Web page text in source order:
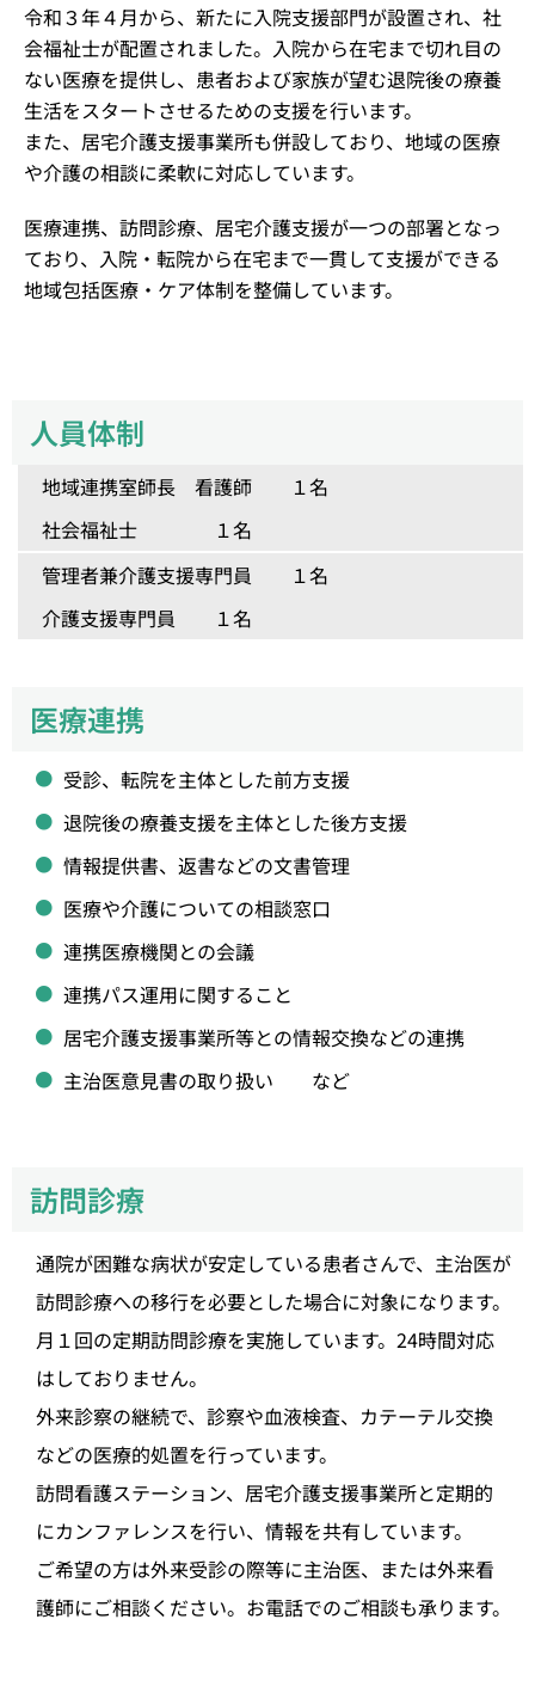
令和３年４月から、新たに入院支援部門が設置され、社
会福祉士が配置されました。入院から在宅まで切れ目の
ない医療を提供し、患者および家族が望む退院後の療養
生活をスタートさせるための支援を行います。
また、居宅介護支援事業所も併設しており、地域の医療
や介護の相談に柔軟に対応しています。
医療連携、訪問診療、居宅介護支援が一つの部署となっ
ており、入院・転院から在宅まで一貫して支援ができる
地域包括医療・ケア体制を整備しています。
人員体制
地域連携室師長 看護師 １名
社会福祉士 １名
管理者兼介護支援専門員 １名
介護支援専門員 １名
医療連携
受診、転院を主体とした前方支援
退院後の療養支援を主体とした後方支援
情報提供書、返書などの文書管理
医療や介護についての相談窓口
連携医療機関との会議
連携パス運用に関すること
居宅介護支援事業所等との情報交換などの連携
主治医意見書の取り扱い など
訪問診療
通院が困難な病状が安定している患者さんで、主治医が
訪問診療への移行を必要とした場合に対象になります。
月１回の定期訪問診療を実施しています。24時間対応
はしておりません。
外来診察の継続で、診察や血液検査、カテーテル交換
などの医療的処置を行っています。
訪問看護ステーション、居宅介護支援事業所と定期的
にカンファレンスを行い、情報を共有しています。
ご希望の方は外来受診の際等に主治医、または外来看
護師にご相談ください。お電話でのご相談も承ります。